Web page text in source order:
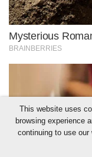
This website uses
browsing experience
continuing to use